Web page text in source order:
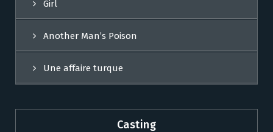
Girl
Another Man’s Poison
Une affaire turque
Casting